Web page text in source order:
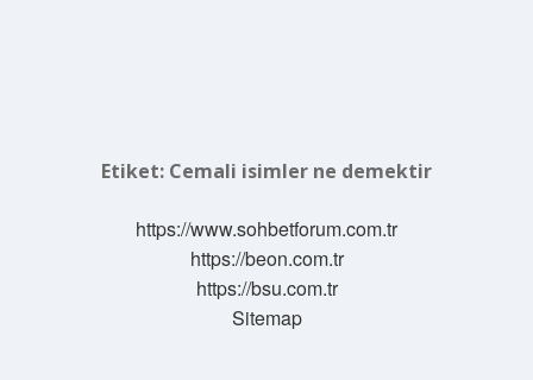
Etiket: Cemali isimler ne demektir
https://www.sohbetforum.com.tr
https://beon.com.tr
https://bsu.com.tr
Sitemap